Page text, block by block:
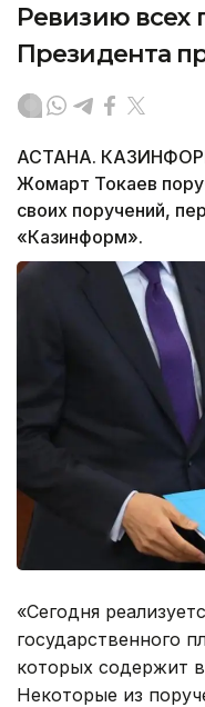
Ревизию всех
Президента
АСТАНА.
Жомарт Токаев
своих поручений,
«Казинформ».
«Сегодня
государственного
которых содержит
Некоторые из